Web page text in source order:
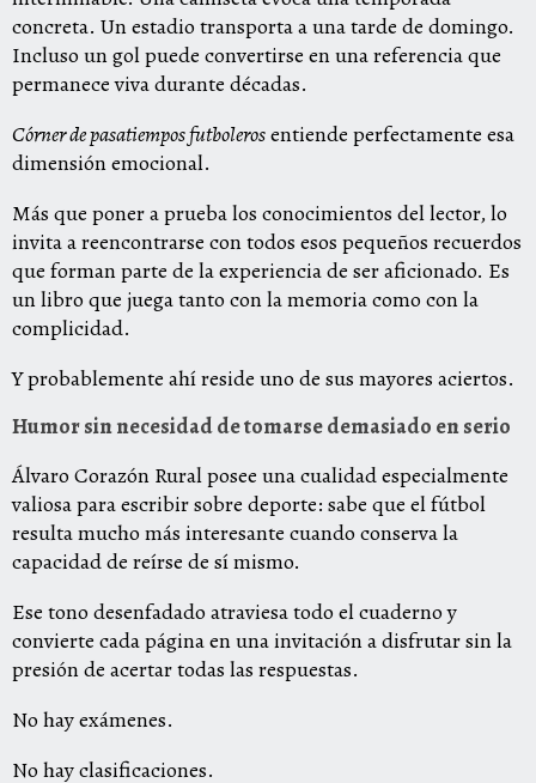
concreta. Un estadio transporta a una tarde de domingo.
Incluso un gol puede convertirse en una referencia que
permanece viva durante décadas.
Córner de pasatiempos futbolerosentiende perfectamente esa
dimensión emocional.
Más que poner a prueba los conocimientos del lector, lo
invita a reencontrarse con todos esos pequeños recuerdos
que forman parte de la experiencia de ser aficionado. Es
un libro que juega tanto con la memoria como con la
complicidad.
Y probablemente ahí reside uno de sus mayores aciertos.
Humor sin necesidad de tomarse demasiado en serio
Álvaro Corazón Rural posee una cualidad especialmente
valiosa para escribir sobre deporte: sabe que el fútbol
resulta mucho más interesante cuando conserva la
capacidad de reírse de sí mismo.
Ese tono desenfadado atraviesa todo el cuaderno y
convierte cada página en una invitación a disfrutar sin la
presión de acertar todas las respuestas.
No hay exámenes.
No hay clasificaciones.